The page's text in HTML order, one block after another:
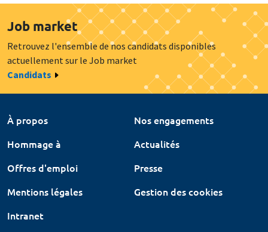
Job market
Retrouvez l'ensemble de nos candidats disponibles
actuellement sur le Job market
Candidats
À propos
Nos engagements
Hommage à
Actualités
Offres d'emploi
Presse
Mentions légales
Gestion des cookies
Intranet